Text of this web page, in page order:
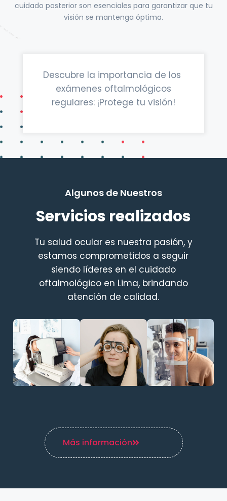
cuidado posterior son esenciales para garantizar que tu
visión se mantenga óptima.
Descubre la importancia de los
exámenes oftalmológicos
regulares: ¡Protege tu visión!
Algunos de Nuestros
Servicios realizados
Tu salud ocular es nuestra pasión, y
estamos comprometidos a seguir
siendo líderes en el cuidado
oftalmológico en Lima, brindando
atención de calidad.
Más información